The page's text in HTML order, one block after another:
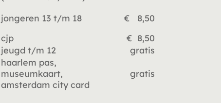
jongeren 13 t/m 18
€ 8,50
cjp
€ 8,50
jeugd t/m 12
gratis
haarlem pas,
museumkaart,
amsterdam city card
gratis